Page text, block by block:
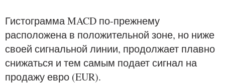
Гистограмма MACD по-прежнему
расположена в положительной зоне, но ниже
своей сигнальной линии, продолжает плавно
снижаться и тем самым подает сигнал на
продажу евро (EUR).